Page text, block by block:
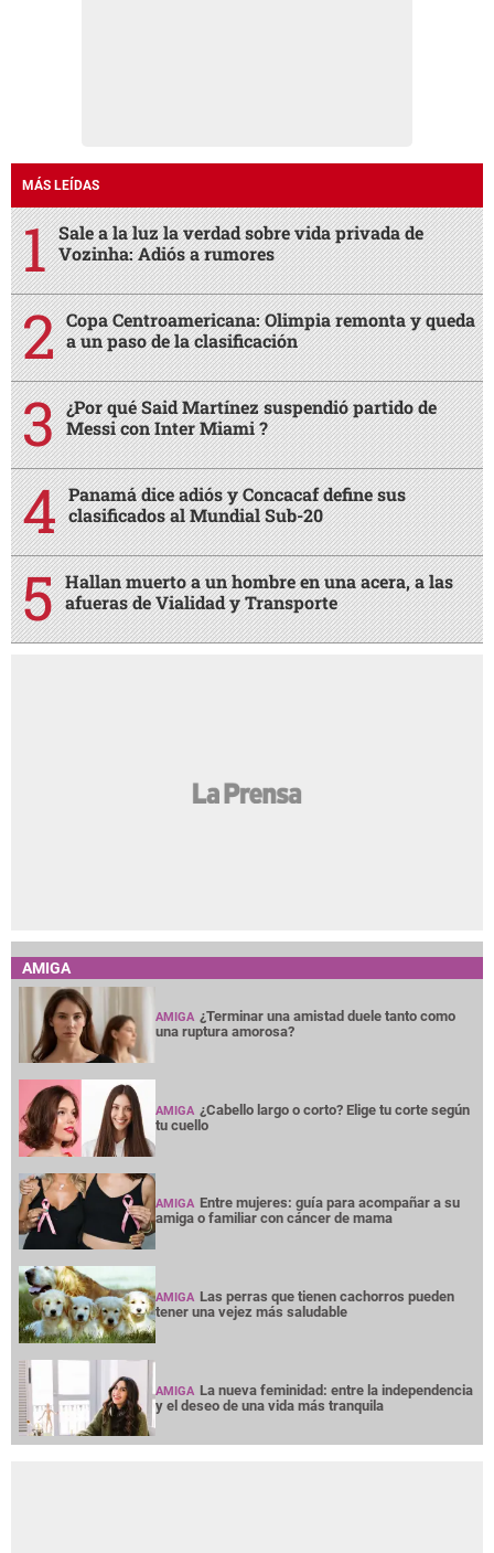
MÁS LEÍDAS
Sale a la luz la verdad sobre vida privada de
Vozinha: Adiós a rumores
Copa Centroamericana: Olimpia remonta y queda
a un paso de la clasificación
¿Por qué Said Martínez suspendió partido de
Messi con Inter Miami ?
Panamá dice adiós y Concacaf define sus
clasificados al Mundial Sub-20
Hallan muerto a un hombre en una acera, a las
afueras de Vialidad y Transporte
AMIGA
AMIGA ¿Terminar una amistad duele tanto como
una ruptura amorosa?
AMIGA ¿Cabello largo o corto? Elige tu corte según
tu cuello
AMIGA Entre mujeres: guía para acompañar a su
amiga o familiar con cáncer de mama
AMIGA Las perras que tienen cachorros pueden
tener una vejez más saludable
AMIGA La nueva feminidad: entre la independencia
y el deseo de una vida más tranquila